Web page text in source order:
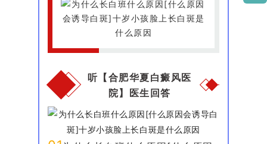
听【合肥华夏白癜风医
院】医生回答